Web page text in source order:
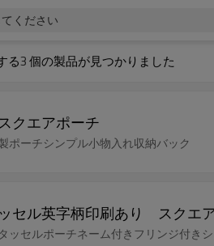
ください
る3個の製品が見つかりました
クエアポーチ
ポーチシンプル小物入れ収納バック
セル英字柄印刷あり スクエ
ッセルポーチネーム付きフリンジ付き